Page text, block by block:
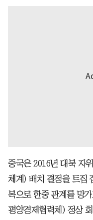
중국은 2016년 대북 자
체계) 배치 결정을 트집
복으로 한중 관계를 망
평양경제협력체) 정상